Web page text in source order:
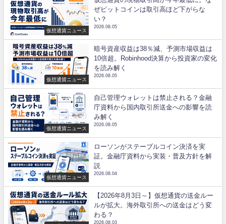
仮想通貨ニュース
ぜビットコインは取引高ほど下がらな
い？
2026.08.05
仮想通貨ニュース
暗号資産収益は38％減、予測市場収益は
10倍超。Robinhood決算から投資家の変化
を読み解く
2026.08.05
仮想通貨ニュース
自己管理ウォレットは禁止される？金融
庁資料から国内取引所送金への影響を読
み解く
2026.08.05
仮想通貨ニュース
ローソンがステーブルコイン決済を実
証。金融庁資料から実装・普及方針を解
説
2026.08.04
【2026年8月3日～】仮想通貨の送金ルー
ルが拡大。海外取引所への送金はどう変
わる？
2026.08.03